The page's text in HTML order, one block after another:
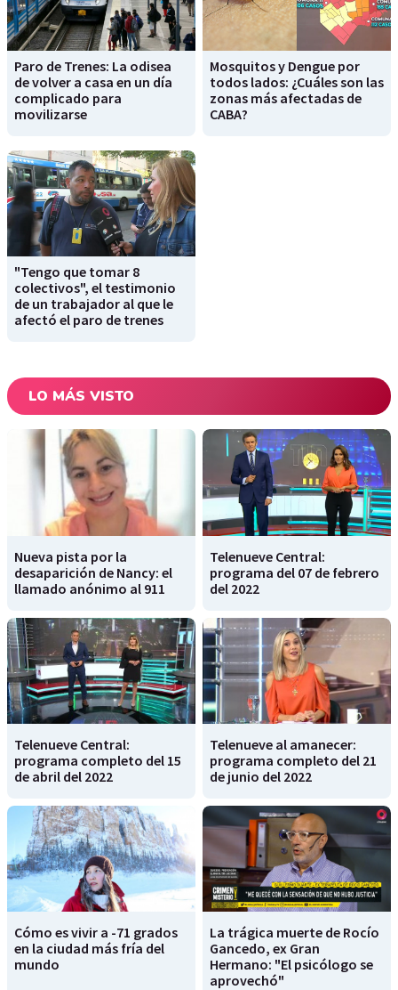
Paro de Trenes: La odisea
de volver a casa en un día
complicado para
movilizarse
Mosquitos y Dengue por
todos lados: ¿Cuáles son las
zonas más afectadas de
CABA?
"Tengo que tomar 8
colectivos", el testimonio
de un trabajador al que le
afectó el paro de trenes
LO MÁS VISTO
Nueva pista por la
desaparición de Nancy: el
llamado anónimo al 911
Telenueve Central:
programa del 07 de febrero
del 2022
Telenueve Central:
programa completo del 15
de abril del 2022
Telenueve al amanecer:
programa completo del 21
de junio del 2022
Cómo es vivir a -71 grados
en la ciudad más fría del
mundo
La trágica muerte de Rocío
Gancedo, ex Gran
Hermano: "El psicólogo se
aprovechó"